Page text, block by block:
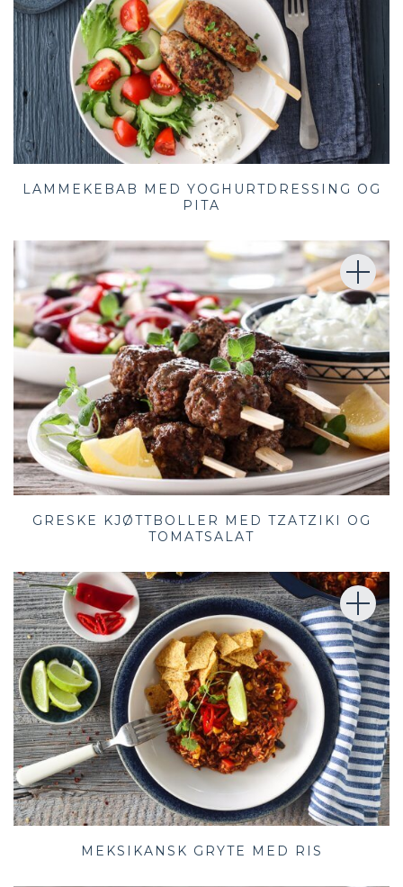
LAMMEKEBAB MED YOGHURTDRESSING OG
PITA
GRESKE KJØTTBOLLER MED TZATZIKI OG
TOMATSALAT
MEKSIKANSK GRYTE MED RIS